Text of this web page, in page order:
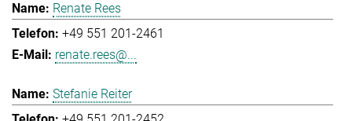
Renate Rees
+49 551 201-2461
renate.rees@...
Stefanie Reiter